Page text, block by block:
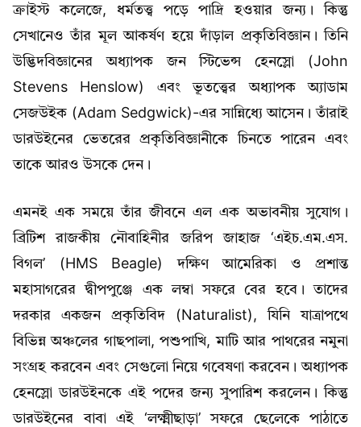
ক্রাইস্ট কলেজে, ধর্মতত্ত্ব পড়ে পাদ্রি হওয়ার জন্য। কিন্তু
সেখানেও তাঁর মূল আকর্ষণ হয়ে দাঁড়াল প্রকৃতিবিজ্ঞান। তিনি
উদ্ভিদবিজ্ঞানের অধ্যাপক জন স্টিভেন্স হেনস্লো (John
Stevens Henslow) এবং ভূতত্ত্বের অধ্যাপক অ্যাডাম
সেজউইক (Adam Sedgwick)-এর সান্নিধ্যে আসেন। তাঁরাই
ডারউইনের ভেতরের প্রকৃতিবিজ্ঞানীকে চিনতে পারেন এবং
তাকে আরও উসকে দেন।
এমনই এক সময়ে তাঁর জীবনে এল এক অভাবনীয় সুযোগ।
ব্রিটিশ রাজকীয় নৌবাহিনীর জরিপ জাহাজ ‘এইচ.এম.এস.
বিগল’ (HMS Beagle) দক্ষিণ আমেরিকা ও প্রশান্ত
মহাসাগরের দ্বীপপুঞ্জে এক লম্বা সফরে বের হবে। তাদের
দরকার একজন প্রকৃতিবিদ (Naturalist), যিনি যাত্রাপথে
বিভিন্ন অঞ্চলের গাছপালা, পশুপাখি, মাটি আর পাথরের নমুনা
সংগ্রহ করবেন এবং সেগুলো নিয়ে গবেষণা করবেন। অধ্যাপক
হেনস্লো ডারউইনকে এই পদের জন্য সুপারিশ করলেন। কিন্তু
ডারউইনের বাবা এই ‘লক্ষ্মীছাড়া’ সফরে ছেলেকে পাঠাতে